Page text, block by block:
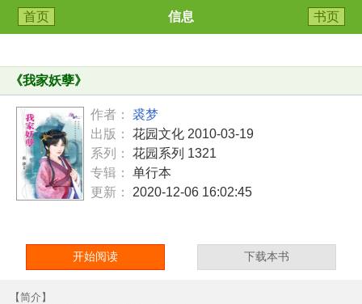
首页 信息 书页
《我家妖孽》
作者：
裘梦
出版：
花园文化 2010-03-19
系列：
花园系列 1321
专辑：
单行本
更新：
2020-12-06 16:02:45
开始阅读 下载本书
【简介】